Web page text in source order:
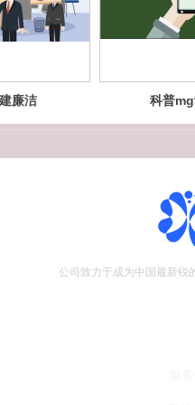
廉洁
科普mg
公司致力于成为中国最新锐